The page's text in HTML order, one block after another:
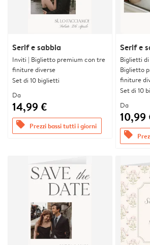
Serif e sabbia
Inviti | Biglietto premium con tre
finiture diverse
Set di 10 biglietti
Da
14,99 €
offers Prezzi bassi tutti i giorni
Serif e
Biglietti
Biglietto
finiture
Set di 10
Da
10,99
offers